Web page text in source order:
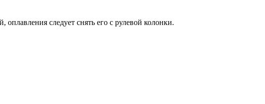
следует снять его с рулевой колонки.